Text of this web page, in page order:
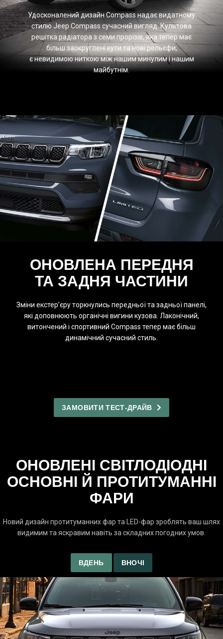
Удосконалений дизайн Compass надає видатному
стилю Jeep Compass сучасний вигляд. Культова
решітка радіатора з семи прорізів, яка тепер має
більш заокруглені кути та нові рельєфи,
є невидимою ниткою між нашим минулим і нашим
майбутнім.
ОНОВЛЕНА ПЕРЕДНЯ
ТА ЗАДНЯ ЧАСТИНИ
Зміни екстер’єру торкнулись передньої та задньої панелі,
які доповнюють органічні вигини кузова. Лаконічний,
витончений і спортивний Compass тепер має більш
динамічний сучасний стиль.
ЗАМОВИТИ ТЕСТ-ДРАЙВ
ОНОВЛЕНІ СВІТЛОДІОДНІ
ОСНОВНІ Й ПРОТИТУМАННІ
ФАРИ
Новий дизайн протитуманних фар та LED-фар зроблять ваш шлях
видимим та яскравим навіть за складних погодних умов.
ВДЕНЬ ВНОЧІ